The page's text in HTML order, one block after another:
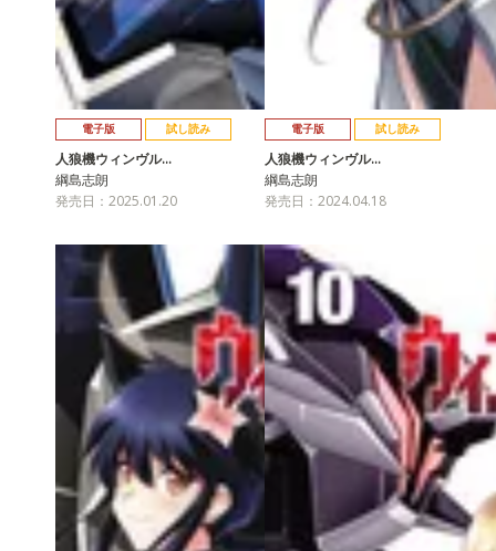
電子版 試し読み
人狼機ウィンヴル…
綱島志朗
発売日：2025.01.20
電子版 試し読み
人狼機ウィンヴル…
綱島志朗
発売日：2024.04.18